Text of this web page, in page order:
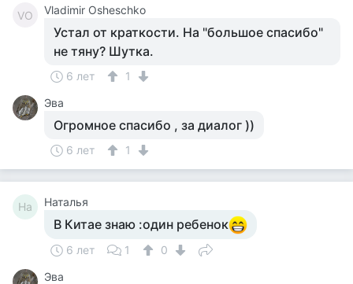
VO Vladimir Osheschko
Устал от краткости. На "большое спасибо"
не тяну? Шутка.
6 лет
1
Эва
Огромное спасибо , за диалог ))
6 лет 1
На Наталья
В Китае знаю :один ребенок
6 лет 1
0
Эва